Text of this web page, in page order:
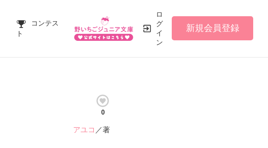
コンテス
ト
ロ
グ
イ
ン
新規会員登録
0
アユコ ／著